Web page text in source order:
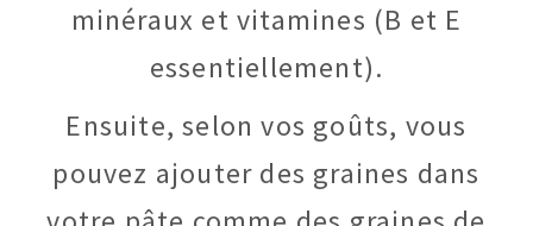
minéraux et vitamines (B et E
essentiellement).
Ensuite, selon vos goûts, vous
pouvez ajouter des graines dans